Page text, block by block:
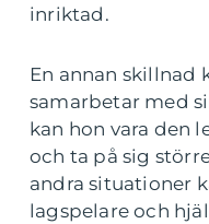
inriktad.
En annan skillnad
samarbetar med
kan hon vara den
och ta på sig
andra situationer
lagspelare och